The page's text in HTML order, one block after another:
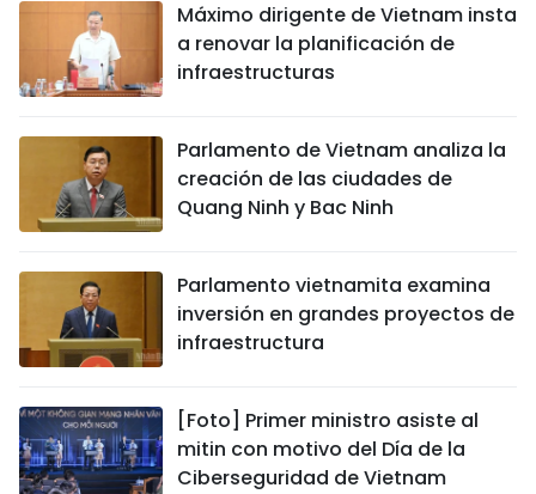
Máximo dirigente de Vietnam insta
a renovar la planificación de
infraestructuras
Parlamento de Vietnam analiza la
creación de las ciudades de
Quang Ninh y Bac Ninh
Parlamento vietnamita examina
inversión en grandes proyectos de
infraestructura
[Foto] Primer ministro asiste al
mitin con motivo del Día de la
Ciberseguridad de Vietnam